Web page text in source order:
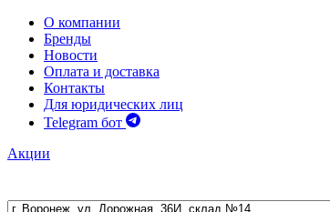
О компании
Бренды
Новости
Оплата и доставка
Контакты
Для юридических лиц
Telegram бот
Акции